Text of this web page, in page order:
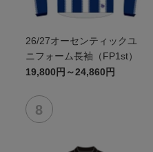
26/27オーセンティックユ
ニフォーム長袖（FP1st）
19,800円～24,860円